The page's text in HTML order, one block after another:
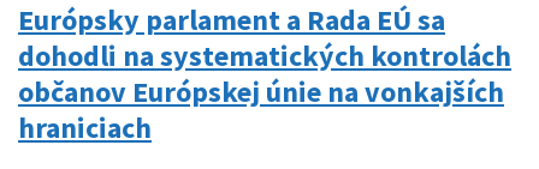
Európsky parlament a Rada EÚ sa
dohodli na systematických kontrolách
občanov Európskej únie na vonkajších
hraniciach